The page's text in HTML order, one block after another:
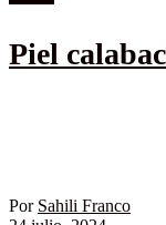
Piel
Por Sahili Franco